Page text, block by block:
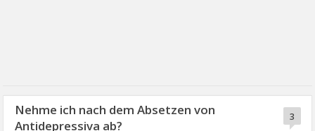
3
Nehme ich nach dem Absetzen von
Antidepressiva ab?